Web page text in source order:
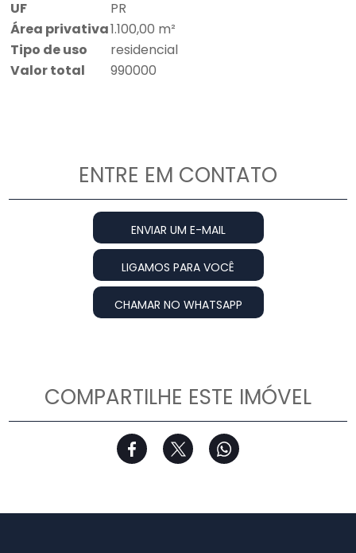
UF
PR
Área privativa1.100,00 m²
Tipo de uso
residencial
Valor total
990000
ENTRE EM CONTATO
ENVIAR UM E-MAIL
LIGAMOS PARA VOCÊ
CHAMAR NO WHATSAPP
COMPARTILHE ESTE IMÓVEL